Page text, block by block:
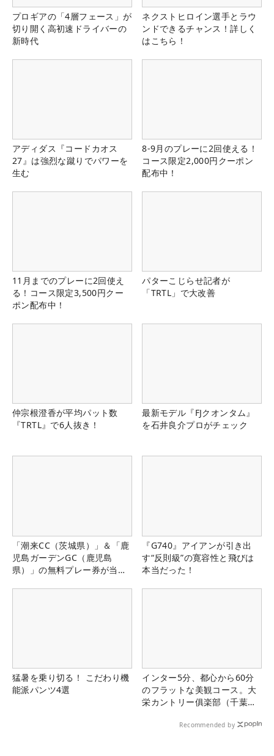
プロギアの「4層フェース」が
切り開く高初速ドライバーの
新時代
ネクストヒロイン選手とラウ
ンドできるチャンス！詳しく
はこちら！
アディダス『コードカオス
27』は強烈な蹴りでパワーを
生む
8-9月のプレーに2回使える！
コース限定2,000円クーポン
配布中！
11月までのプレーに2回使え
る！コース限定3,500円クー
ポン配布中！
パターこじらせ記者が
「TRTL」で大改善
仲宗根澄香が平均パット数
『TRTL』で6人抜き！
最新モデル『FJクオンタム』
を石井良介プロがチェック
「潮来CC（茨城県）」＆「鹿
児島ガーデンGC（鹿児島
県）」の無料プレー券が当た
『G740』アイアンが引き出
す“反則級”の寛容性と飛びは
本当だった！
猛暑を乗り切る！ こだわり機
能派パンツ4選
インター5分、都心から60分
のフラットな美観コース。大
栄カントリー俱楽部（千葉
Recommended by